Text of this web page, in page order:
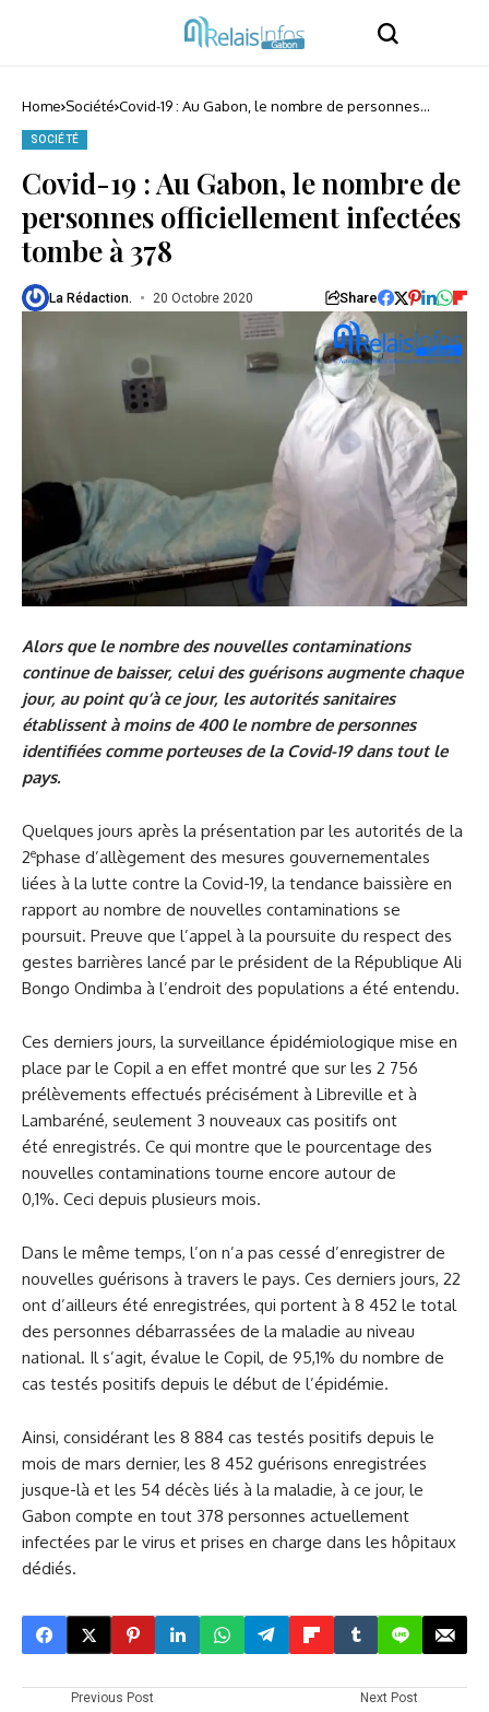
Home Société Covid-19 : Au Gabon, le nombre de personnes
SOCIÉTÉ
Covid-19 : Au Gabon, le nombre de
personnes officiellement infectées
tombe à 378
La Rédaction. 20 Octobre 2020 Share
Alors que le nombre des nouvelles contaminations
continue de baisser, celui des guérisons augmente chaque
jour, au point qu’à ce jour, les autorités sanitaires
établissent à moins de 400 le nombre de personnes
identifiées comme porteuses de la Covid-19 dans tout le
pays.
Quelques jours après la présentation par les autorités de la
2ephase d’allègement des mesures gouvernementales
liées à la lutte contre la Covid-19, la tendance baissière en
rapport au nombre de nouvelles contaminations se
poursuit. Preuve que l’appel à la poursuite du respect des
gestes barrières lancé par le président de la République Ali
Bongo Ondimba à l’endroit des populations a été entendu.
Ces derniers jours, la surveillance épidémiologique mise en
place par le Copil a en effet montré que sur les 2 756
prélèvements effectués précisément à Libreville et à
Lambaréné, seulement 3 nouveaux cas positifs ont
été enregistrés. Ce qui montre que le pourcentage des
nouvelles contaminations tourne encore autour de
0,1%. Ceci depuis plusieurs mois.
Dans le même temps, l’on n’a pas cessé d’enregistrer de
nouvelles guérisons à travers le pays. Ces derniers jours, 22
ont d’ailleurs été enregistrées, qui portent à 8 452 le total
des personnes débarrassées de la maladie au niveau
national. Il s’agit, évalue le Copil, de 95,1% du nombre de
cas testés positifs depuis le début de l’épidémie.
Ainsi, considérant les 8 884 cas testés positifs depuis le
mois de mars dernier, les 8 452 guérisons enregistrées
jusque-là et les 54 décès liés à la maladie, à ce jour, le
Gabon compte en tout 378 personnes actuellement
infectées par le virus et prises en charge dans les hôpitaux
dédiés.
Previous Post Next Post